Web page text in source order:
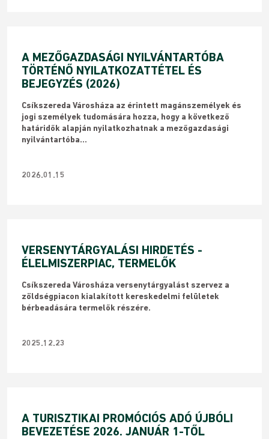
A MEZŐGAZDASÁGI NYILVÁNTARTÓBA
TÖRTÉNŐ NYILATKOZATTÉTEL ÉS
BEJEGYZÉS (2026)
Csíkszereda Városháza az érintett magánszemélyek és
jogi személyek tudomására hozza, hogy a következő
határidők alapján nyilatkozhatnak a mezőgazdasági
nyilvántartóba...
2026.01.15
VERSENYTÁRGYALÁSI HIRDETÉS -
ÉLELMISZERPIAC, TERMELŐK
​Csíkszereda Városháza versenytárgyalást szervez a
zöldségpiacon kialakított kereskedelmi felületek
bérbeadására termelők részére.
2025.12.23
A TURISZTIKAI PROMÓCIÓS ADÓ ÚJBÓLI
BEVEZETÉSE 2026. JANUÁR 1-TŐL